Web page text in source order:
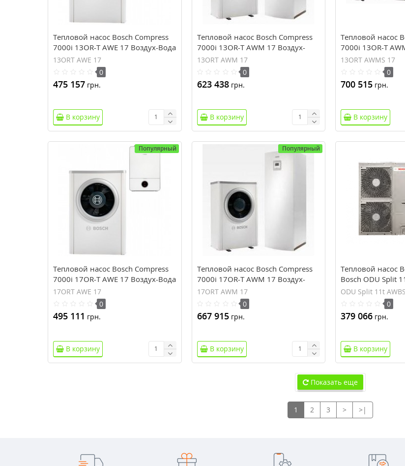
Тепловой насос Bosch Compress
7000i 13OR-T AWE 17 Воздух-Вода
13ORT AWE 17
0
475 157 грн.
В корзину
Тепловой насос Bosch Compress
7000i 13OR-T AWM 17 Воздух-
Вода
13ORT AWM 17
0
623 438грн.
В корзину
Тепловой насос
7000i 13OR-T
Вода
13ORT AWMS 17
0
700 515 грн.
В корзину
Популярный
Тепловой насос Bosch Compress
7000i 17OR-T AWE 17 Воздух-Вода
17ORT AWE 17
0
495 111 грн.
В корзину
Популярный
Тепловой насос Bosch Compress
7000i 17OR-T AWM 17 Воздух-
Вода
17ORT AWM 17
0
667 915грн.
В корзину
Тепловой насос
Bosch ODU Split
ODU Split 11t
0
379 066 грн.
В корзину
Показать еще
1 2 3 >
>|